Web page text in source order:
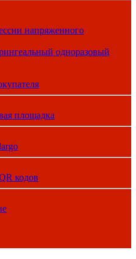
напряженного
одноразовый
площадка
кодов